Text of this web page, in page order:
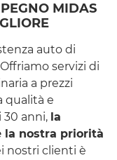
MIDAS
auto di
servizi di
a prezzi
qualità e
30 anni, la
la nostra priorità
nostri clienti è